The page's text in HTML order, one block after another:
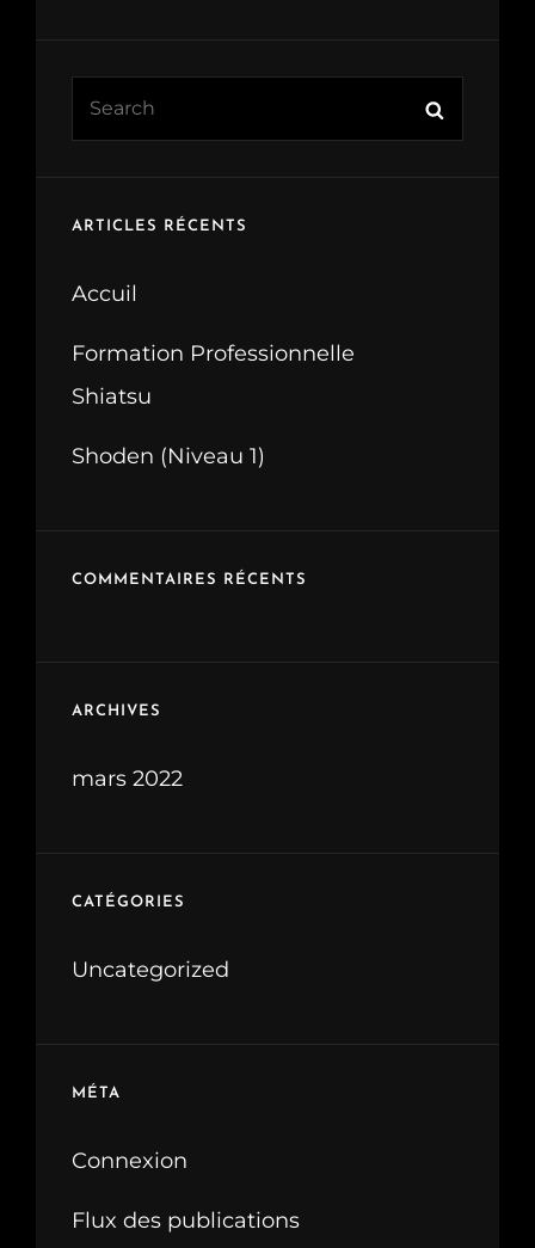
ARTICLES RÉCENTS
Accuil
Formation Professionnelle
Shiatsu
Shoden (Niveau 1)
COMMENTAIRES RÉCENTS
ARCHIVES
mars 2022
CATÉGORIES
Uncategorized
MÉTA
Connexion
Flux des publications